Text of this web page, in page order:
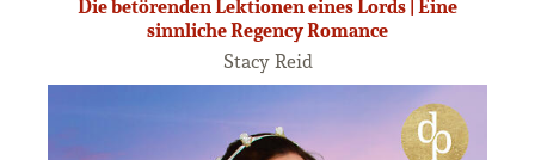
Die betörenden Lektionen eines Lords | Eine
sinnliche Regency Romance
Stacy Reid